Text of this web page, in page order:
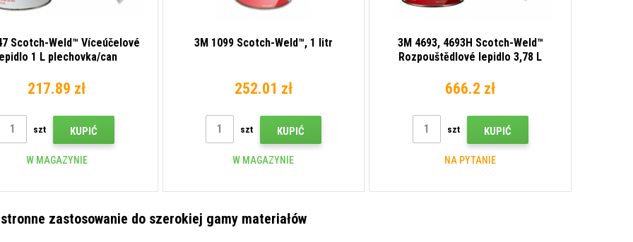
Scotch-Weld™ Víceúčelové
1 L plechovka/can
217.89 zł
szt KUPIĆ
W MAGAZYNIE
3M 1099 Scotch-Weld™, 1 litr
252.01 zł
szt KUPIĆ
W MAGAZYNIE
3M 4693, 4693H Scotch-Weld™
Rozpouštědlové lepidlo 3,78 L
666.2 zł
szt KUPIĆ
NA PYTANIE
zastosowanie do szerokiej gamy materiałów